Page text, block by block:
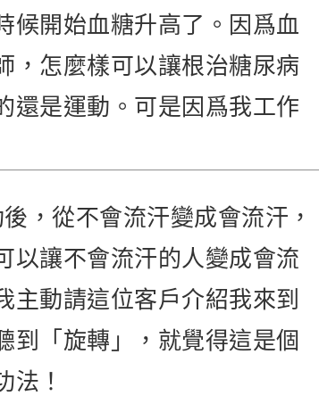
候開始血糖升高了。因爲血
，怎麼樣可以讓根治糖尿病
還是運動。可是因爲我工作
，從不會流汗變成會流汗，
以讓不會流汗的人變成會流
主動請這位客戶介紹我來到
到「旋轉」，就覺得這是個
法！